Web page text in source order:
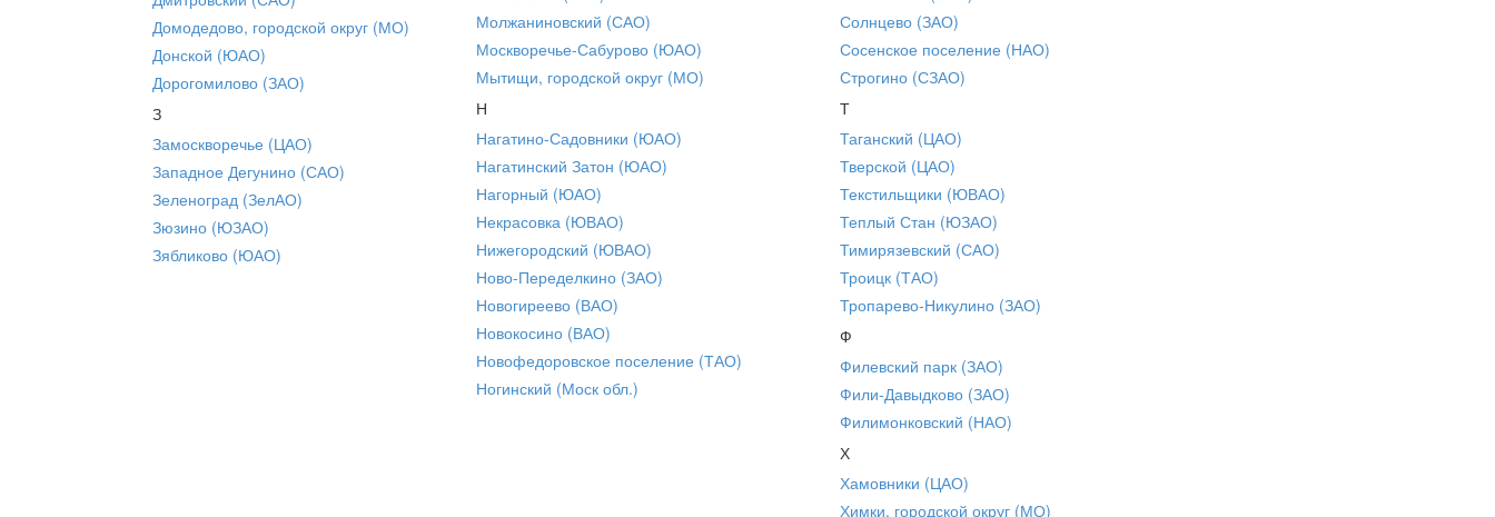
Домодедово, городской округ (МО)
Донской (ЮАО)
Дорогомилово (ЗАО)
З
Замоскворечье (ЦАО)
Западное Дегунино (САО)
Зеленоград (ЗелАО)
Зюзино (ЮЗАО)
Зябликово (ЮАО)
Молжаниновский (САО)
Москворечье-Сабурово (ЮАО)
Мытищи, городской округ (МО)
Н
Нагатино-Садовники (ЮАО)
Нагатинский Затон (ЮАО)
Нагорный (ЮАО)
Некрасовка (ЮВАО)
Нижегородский (ЮВАО)
Ново-Переделкино (ЗАО)
Новогиреево (ВАО)
Новокосино (ВАО)
Новофедоровское поселение (ТАО)
Ногинский (Моск обл.)
Солнцево (ЗАО)
Сосенское поселение (НАО)
Строгино (СЗАО)
Т
Таганский (ЦАО)
Тверской (ЦАО)
Текстильщики (ЮВАО)
Теплый Стан (ЮЗАО)
Тимирязевский (САО)
Троицк (ТАО)
Тропарево-Никулино (ЗАО)
Ф
Филевский парк (ЗАО)
Фили-Давыдково (ЗАО)
Филимонковский (НАО)
Х
Хамовники (ЦАО)
Химки, городской округ (МО)